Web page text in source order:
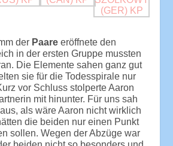
der Paareeröffnete den
in der ersten Gruppe mussten
Die Elemente sahen ganz gut
sie für die Todesspirale nur
vor Schluss stolperte Aaron
mit hinunter. Für uns sah
als wäre Aaron nicht wirklich
die beiden nur einen Punkt
sollen. Wegen der Abzüge war